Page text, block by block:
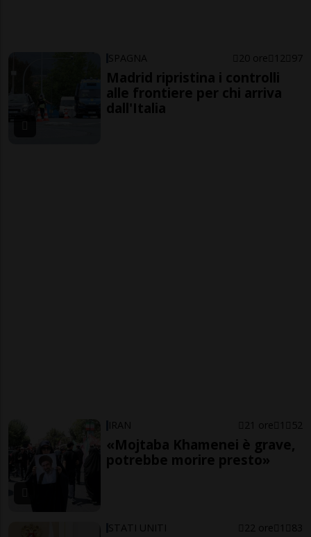
SPAGNA 20 ore 12 97
Madrid ripristina i controlli
alle frontiere per chi arriva
dall'Italia
IRAN 21 ore 1 52
«Mojtaba Khamenei è grave,
potrebbe morire presto»
STATI UNITI 22 ore 1 83